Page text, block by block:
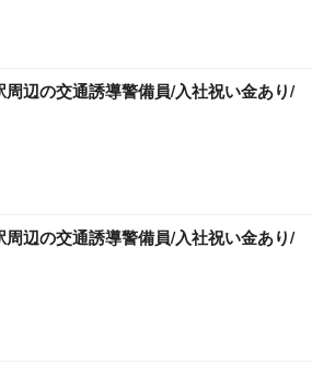
周辺の交通誘導警備員/入社祝い金あり/
周辺の交通誘導警備員/入社祝い金あり/